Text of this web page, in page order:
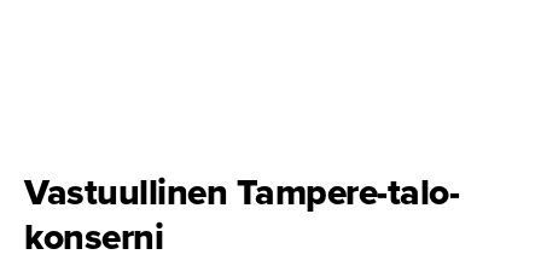
Vastuullinen Tampere-ta­lo-
konserni